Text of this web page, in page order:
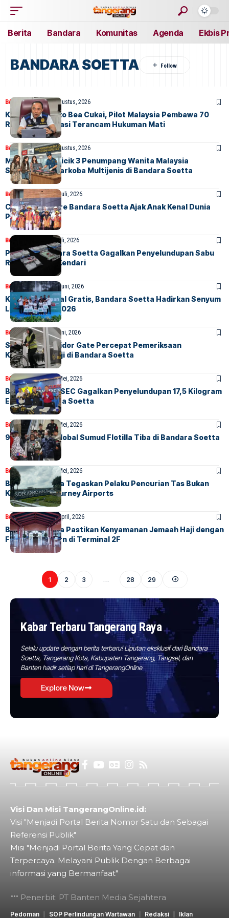
Berita Bandara Komunitas Agenda Ekbis
BANDARA SOETTA
BANDARABERITA6 Agustus, 2026
Kena Peta Risiko Bea Cukai, Pilot Malaysia Pembawa 70
Ribu Butir Ekstasi Terancam Hukuman Mati
BANDARABERITA6 Agustus, 2026
Menguak Trik Licik 3 Penumpang Wanita Malaysia
Selundupkan Narkoba Multijenis di Bandara Soetta
BANDARABERITA25 Juli, 2026
Community Care Bandara Soetta Ajak Anak Kenal Dunia
Penerbangan
BANDARA 7 Juli, 2026
Polresta Bandara Soetta Gagalkan Penyelundupan Sabu
Rp10 Miliar ke Kendari
BANDARA BERITA21 Juni, 2026
Khitanan Massal Gratis, Bandara Soetta Hadirkan Senyum
Libur Sekolah 2026
BANDARABERITA 2 Juni, 2026
Seamless Corridor Gate Percepat Pemeriksaan
Kepulangan Haji di Bandara Soetta
BANDARABERITA26 Mei, 2026
Bea Cukai & AVSEC Gagalkan Penyelundupan 17,5 Kilogram
Emas di Bandara Soetta
BANDARABERITA24 Mei, 2026
9 WNI Aktivis Global Sumud Flotilla Tiba di Bandara Soetta
BANDARABERITA 15 Mei, 2026
Bandara Soetta Tegaskan Pelaku Pencurian Tas Bukan
Karyawan InJourney Airports
BANDARABERITA20 April, 2026
Bandara Soetta Pastikan Kenyamanan Jemaah Haji dengan
Fasilitas Modern di Terminal 2F
1 2 3 … 28 29
Kabar Terbaru Tangerang Raya
Selalu update dengan berita terbaru! Liputan eksklusif dari Bandara
Soetta, Tangerang Kota, Kabupaten Tangerang, Tangsel, dan
Banten hadir setiap hari di TangerangOnline
Explore Now
Visi Dan Misi TangerangOnline.id:
Visi "Menjadi Portal Berita Nomor Satu dan Sebagai
Referensi Publik"
Misi "Menjadi Portal Berita Yang Cepat dan
Terpercaya. Melayani Publik Dengan Berbagai
informasi yang Bermanfaat"
Penerbit: PT Banten Media Sejahtera
Pedoman SOP Perlindungan Wartawan Redaksi Iklan